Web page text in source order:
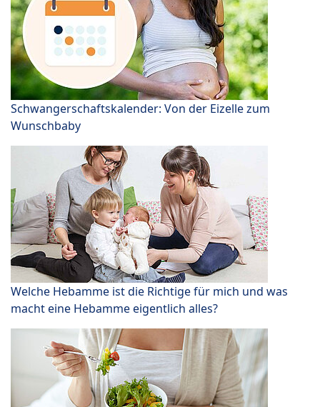
Schwangerschaftskalender: Von der Eizelle zum
Wunschbaby
Welche Hebamme ist die Richtige für mich und was
macht eine Hebamme eigentlich alles?